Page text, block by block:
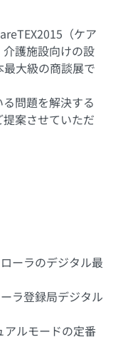
（ケア
護施設向けの設
大級の商談展で
問題を解決する
案させていただ
ーラのデジタル最
ラ登録局デジタル
アルモードの定番